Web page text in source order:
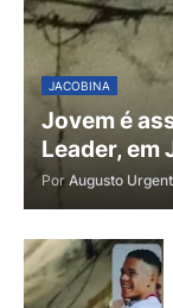
JACOBINA
Jovem é
Leader, em
Por Augusto